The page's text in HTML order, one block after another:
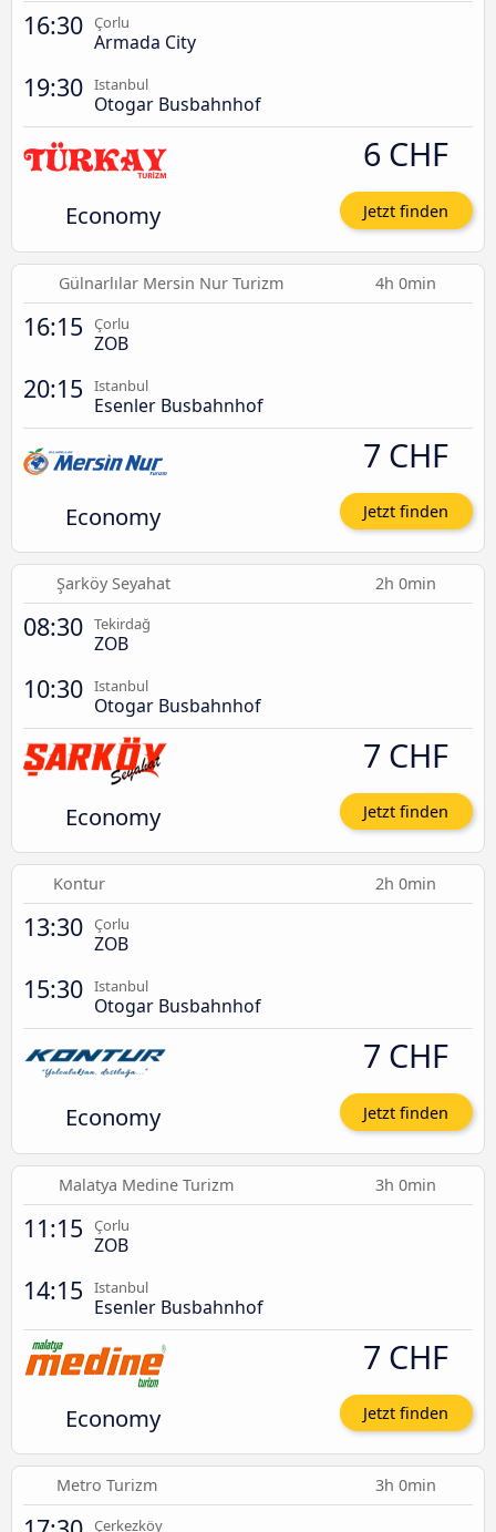
16:30 Çorlu
Armada City
19:30 Istanbul
Otogar Busbahnhof
Economy
6 CHF
Jetzt finden
Gülnarlılar Mersin Nur Turizm 4h 0min
16:15 Çorlu
ZOB
20:15 Istanbul
Esenler Busbahnhof
Economy
7 CHF
Jetzt finden
Şarköy Seyahat 2h 0min
08:30 Tekirdağ
ZOB
10:30 Istanbul
Otogar Busbahnhof
Economy
7 CHF
Jetzt finden
Kontur 2h 0min
13:30 Çorlu
ZOB
15:30 Istanbul
Otogar Busbahnhof
Economy
7 CHF
Jetzt finden
Malatya Medine Turizm 3h 0min
11:15 Çorlu
ZOB
14:15 Istanbul
Esenler Busbahnhof
Economy
7 CHF
Jetzt finden
Metro Turizm 3h 0min
Çerkezköy